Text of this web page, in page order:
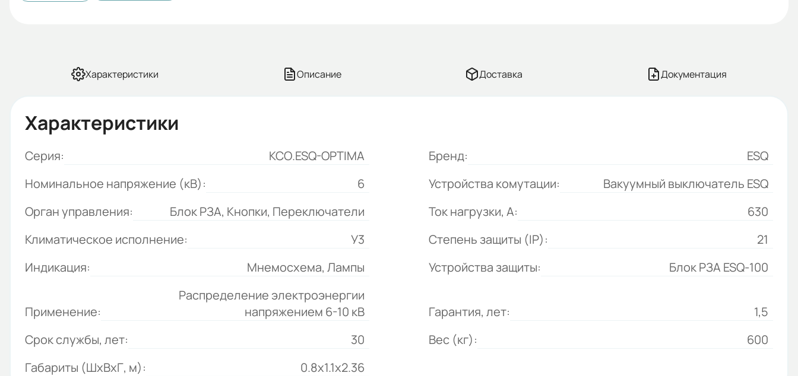
Характеристики Описание Доставка Документация
Характеристики
Серия: КСО.ESQ-OPTIMA Бренд:
ESQ
Номинальное напряжение (кВ):
6 Устройства комутации:
Вакуумный выключатель ESQ
Орган управления:
Блок РЗА, Кнопки, Переключатели Ток нагрузки, А:
630
Климатическое исполнение:
У3 Степень защиты (IP):
21
Индикация:
Мнемосхема, Лампы Устройства защиты: Блок РЗА ESQ-100
Применение:
Распределение электроэнергии
напряжением 6-10 кВ
Гарантия, лет:
1,5
Срок службы, лет:
30 Вес (кг):
600
Габариты (ШхВхГ, м):
0.8x1.1x2.36